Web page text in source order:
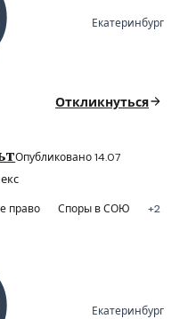
Екатеринбург
Откликнуться
Опубликовано 14.07
право Споры в СОЮ
+2
Екатеринбург